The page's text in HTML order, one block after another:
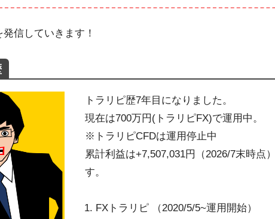
信していきます！
トラリピ歴7年目になりました。
現在は700万円(トラリピFX)で運用中。
※トラリピCFDは運用停止中
累計利益は+7,507,031円（2026/7末時点
す。
FXトラリピ （2020/5/5~運用開始）